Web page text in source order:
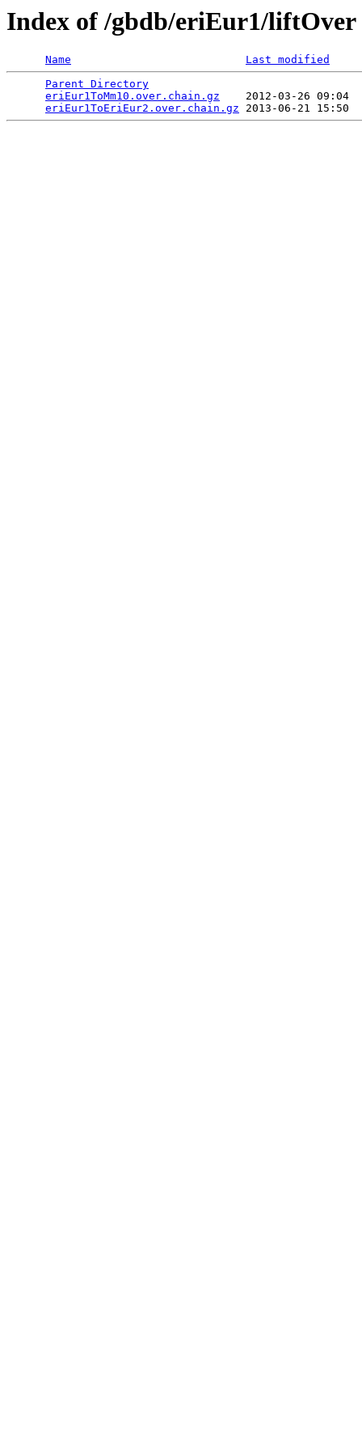
Index of /gbdb/eriEur1/liftOver
Name
Last modified
Parent Directory
eriEur1ToMm10.over.chain.gz
2012-03-26 09:04
eriEur1ToEriEur2.over.chain.gz